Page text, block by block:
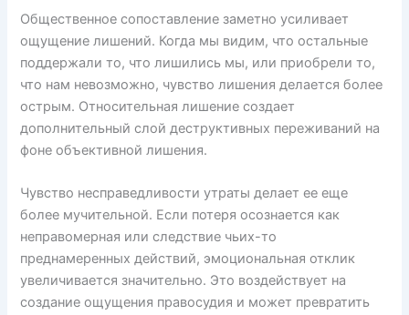
Общественное сопоставление заметно усиливает
ощущение лишений. Когда мы видим, что остальные
поддержали то, что лишились мы, или приобрели то,
что нам невозможно, чувство лишения делается более
острым. Относительная лишение создает
дополнительный слой деструктивных переживаний на
фоне объективной лишения.
Чувство несправедливости утраты делает ее еще
более мучительной. Если потеря осознается как
неправомерная или следствие чьих-то
преднамеренных действий, эмоциональная отклик
увеличивается значительно. Это воздействует на
создание ощущения правосудия и может превратить